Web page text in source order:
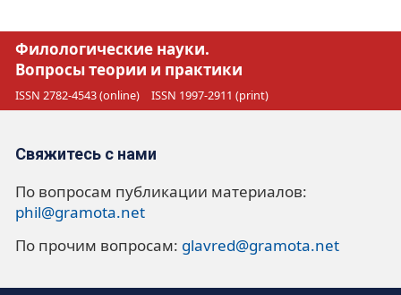
Филологические науки.
Вопросы теории и практики
ISSN 2782-4543 (online) ISSN 1997-2911 (print)
Свяжитесь с нами
По вопросам публикации материалов:
phil@gramota.net
По прочим вопросам: glavred@gramota.net